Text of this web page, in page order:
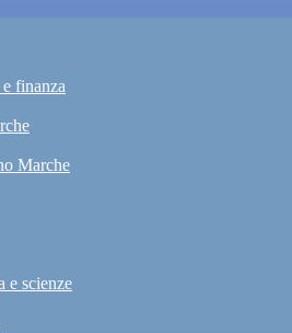
finanza
Marche
e scienze